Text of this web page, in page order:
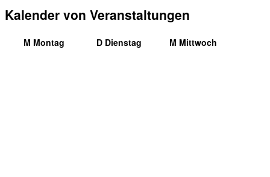
Kalender von Veranstaltungen
M Montag D Dienstag M Mittwoch